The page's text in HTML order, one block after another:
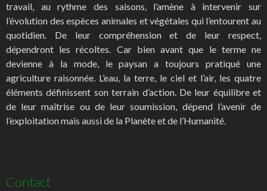
travail, au rythme des saisons, l’amène à intervenir sur
l’évolution des espèces animales et végétales qui l’entourent au
quotidien. De leur compréhension et de leur respect,
dépendront les récoltes. Car bien avant que le terme ne
devienne à la mode, le paysan a toujours pratiqué une
agriculture raisonnée. L’eau, la terre, le ciel et l’air, les quatre
éléments définissent son terrain d’action. De leur équilibre et
de leur maîtrise ou de leur soumission, dépend l’avenir de
l’exploitation mais aussi de la Planète et de l’Humanité.
Contact